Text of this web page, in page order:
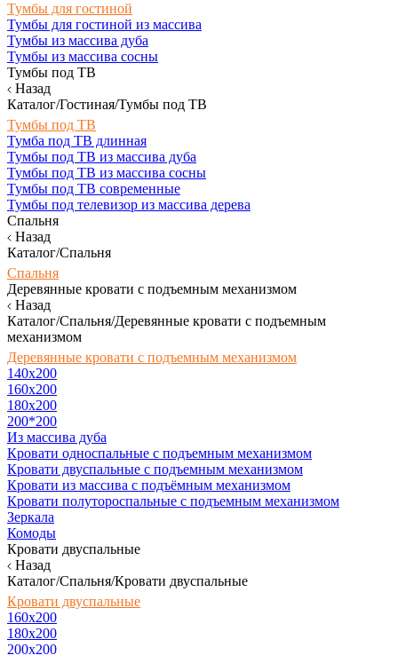
Тумбы для гостиной
Тумбы для гостиной из массива
Тумбы из массива дуба
Тумбы из массива сосны
Тумбы под ТВ
Назад
Каталог/Гостиная/Тумбы под ТВ
Тумбы под ТВ
Тумба под ТВ длинная
Тумбы под ТВ из массива дуба
Тумбы под ТВ из массива сосны
Тумбы под ТВ современные
Тумбы под телевизор из массива дерева
Спальня
Назад
Каталог/Спальня
Спальня
Деревянные кровати с подъемным механизмом
Назад
Каталог/Спальня/Деревянные кровати с подъемным
механизмом
Деревянные кровати с подъемным механизмом
140x200
160х200
180х200
200*200
Из массива дуба
Кровати односпальные с подъемным механизмом
Кровати двуспальные с подъемным механизмом
Кровати из массива с подъёмным механизмом
Кровати полутороспальные с подъемным механизмом
Зеркала
Комоды
Кровати двуспальные
Назад
Каталог/Спальня/Кровати двуспальные
Кровати двуспальные
160х200
180x200
200x200